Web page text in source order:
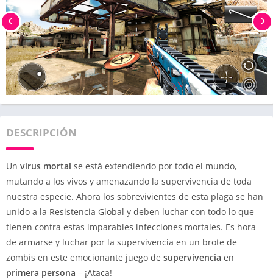
DESCRIPCIÓN
Un virus mortal se está extendiendo por todo el mundo,
mutando a los vivos y amenazando la supervivencia de toda
nuestra especie. Ahora los sobrevivientes de esta plaga se han
unido a la Resistencia Global y deben luchar con todo lo que
tienen contra estas imparables infecciones mortales. Es hora
de armarse y luchar por la supervivencia en un brote de
zombis en este emocionante juego de supervivencia en
primera persona – ¡Ataca!